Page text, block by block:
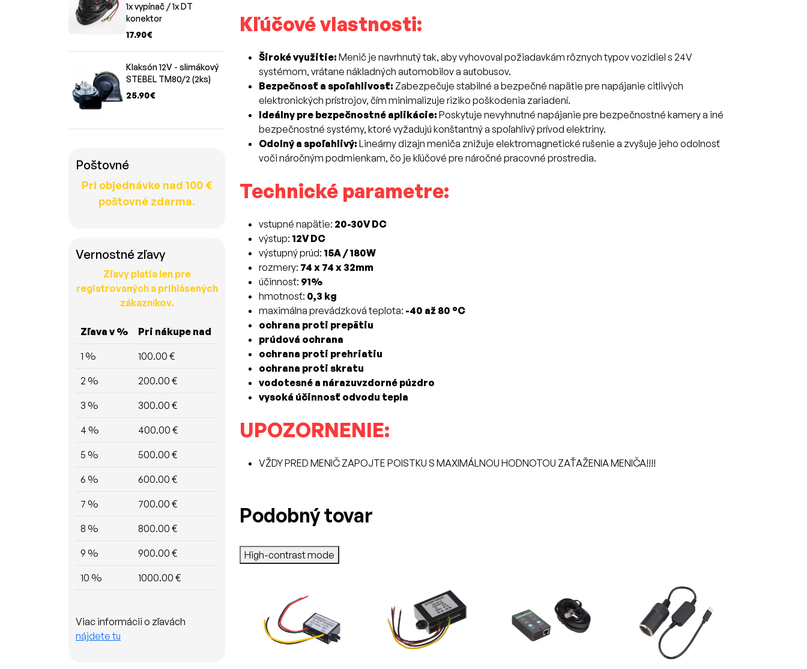
1x vypínač / 1x DT
konektor
17.90€
Klaksón 12V - slimákový
STEBEL TM80/2 (2ks)
25.90€
Poštovné
Pri objednávke nad 100 €
poštovné zdarma.
Vernostné zľavy
Zľavy platia len pre
registrovaných a prihlásených
zákazníkov.
Zľava v % Pri nákupe nad
1 % 100.00 €
2 % 200.00 €
3 % 300.00 €
4 % 400.00 €
5 % 500.00 €
6 % 600.00 €
7 % 700.00 €
8 % 800.00 €
9 % 900.00 €
10 % 1000.00 €
Viac informácii o zľavách
nájdete tu
Kľúčové vlastnosti:
Široké využitie: Menič je navrhnutý tak, aby vyhovoval požiadavkám rôznych typov vozidiel s 24V
systémom, vrátane nákladných automobilov a autobusov.
Bezpečnosť a spoľahlivosť: Zabezpečuje stabilné a bezpečné napätie pre napájanie citlivých
elektronických prístrojov, čím minimalizuje riziko poškodenia zariadení.
Ideálny pre bezpečnostné aplikácie: Poskytuje nevyhnutné napájanie pre bezpečnostné kamery a iné
bezpečnostné systémy, ktoré vyžadujú konštantný a spoľahlivý prívod elektriny.
Odolný a spoľahlivý: Lineárny dizajn meniča znižuje elektromagnetické rušenie a zvyšuje jeho odolnosť
voči náročným podmienkam, čo je kľúčové pre náročné pracovné prostredia.
Technické parametre:
vstupné napätie: 20-30V DC
výstup: 12V DC
výstupný prúd: 15A / 180W
rozmery: 74 x 74 x 32mm
účinnosť: 91%
hmotnosť: 0,3 kg
maximálna prevádzková teplota: -40 až 80 °C
ochrana proti prepätiu
prúdová ochrana
ochrana proti prehriatiu
ochrana proti skratu
vodotesné a nárazuvzdorné púzdro
vysoká účinnosť odvodu tepla
UPOZORNENIE:
VŽDY PRED MENIČ ZAPOJTE POISTKU S MAXIMÁLNOU HODNOTOU ZAŤAŽENIA MENIČA!!!!
Podobný tovar
High-contrast mode